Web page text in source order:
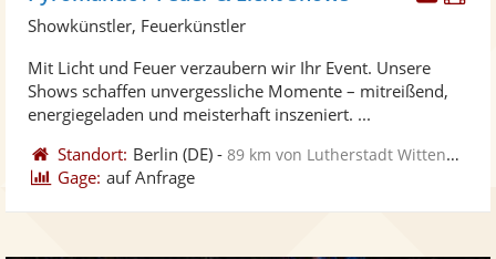
Showkünstler, Feuerkünstler
Mit Licht und Feuer verzaubern wir Ihr Event. Unsere
Shows schaffen unvergessliche Momente – mitreißend,
energiegeladen und meisterhaft inszeniert. ...
Standort: Berlin (DE) -89 km von Lutherstadt Wittenberg
Gage: auf Anfrage